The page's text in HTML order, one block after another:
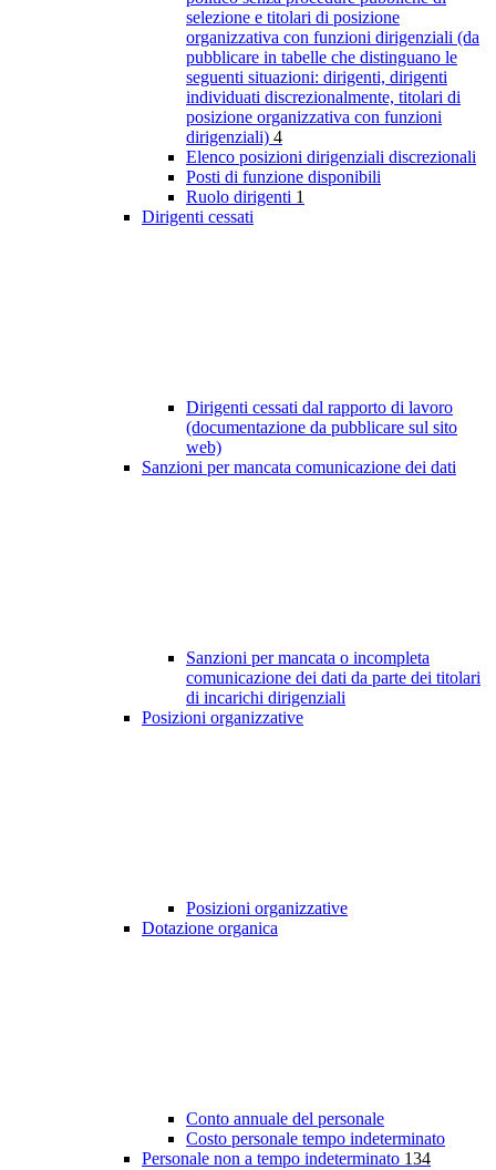
selezione e titolari di posizione
organizzativa con funzioni dirigenziali (da
pubblicare in tabelle che distinguano le
seguenti situazioni: dirigenti, dirigenti
individuati discrezionalmente, titolari di
posizione organizzativa con funzioni
dirigenziali) 4
Elenco posizioni dirigenziali discrezionali
Posti di funzione disponibili
Ruolo dirigenti 1
Dirigenti cessati
Dirigenti cessati dal rapporto di lavoro
(documentazione da pubblicare sul sito
web)
Sanzioni per mancata comunicazione dei dati
Sanzioni per mancata o incompleta
comunicazione dei dati da parte dei titolari
di incarichi dirigenziali
Posizioni organizzative
Posizioni organizzative
Dotazione organica
Conto annuale del personale
Costo personale tempo indeterminato
Personale non a tempo indeterminato 134